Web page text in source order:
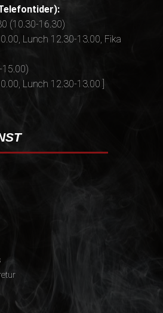
(10.30-16.30)
Lunch 12.30-13.00, Fika
15.00)
Lunch 12.30-13.00 ]